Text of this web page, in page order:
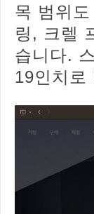
목 범위
링, 크렐
습니다.
19인치로